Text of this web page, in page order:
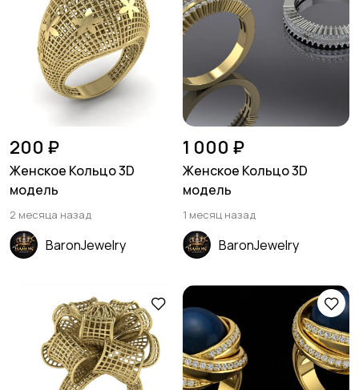
200 ₽
Женское Кольцо 3D
модель
2 месяца назад
BaronJewelry
1 000 ₽
Женское Кольцо 3D
модель
1 месяц назад
BaronJewelry